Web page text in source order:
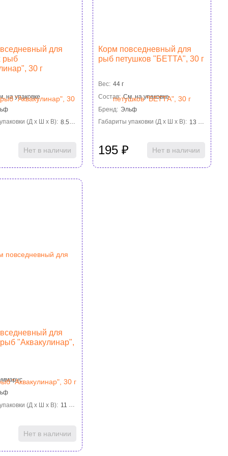
для
рыб
30 г
на упаковке
(Д х Ш х В): 8.5 см×7 см×2.8 см
Нет в наличии
Корм повседневный для
рыб петушков "БЕТТА", 30 г
Вес: 44 г
Состав: См. на упаковке
Бренд: Эльф
Габариты упаковки (Д х Ш х В): 13 см×9 см×2.5 см
195₽ Нет в наличии
для
"Аквакулинар",
(Д х Ш х В): 11 см×7 см×2 см
Нет в наличии